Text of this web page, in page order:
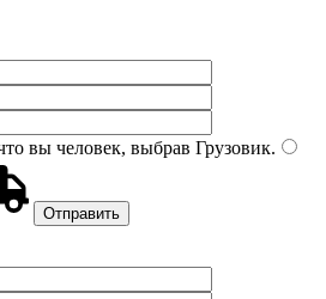
вы человек, выбрав Грузовик.